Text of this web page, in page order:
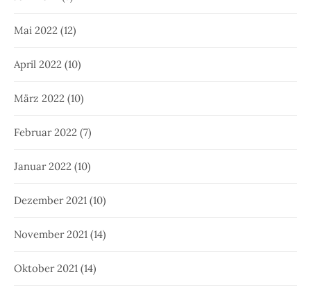
Mai 2022 (12)
April 2022 (10)
März 2022 (10)
Februar 2022 (7)
Januar 2022 (10)
Dezember 2021 (10)
November 2021 (14)
Oktober 2021 (14)